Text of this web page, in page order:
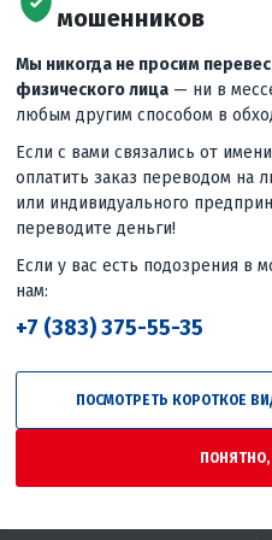
Просим пройти
на его результаты.
о вашем опыте
мошенников
Мы никогда не просим
физического лица — ни в
любым другим способом в
Если с вами связались от
оплатить заказ переводом на
или индивидуального
переводите деньги!
Если у вас есть подозрения в
нам:
+7 (383) 375-55-35
ПОСМОТРЕТЬ КОРОТКОЕ